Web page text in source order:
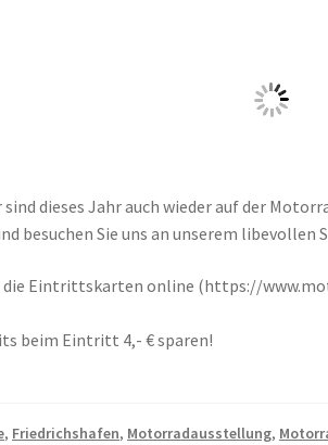
dieses Jahr auch wieder auf der
besuchen Sie uns an unserem libevollen
die Eintrittskarten online (https://
beim Eintritt 4,- € sparen!
, Friedrichshafen, Motorradausstellung,